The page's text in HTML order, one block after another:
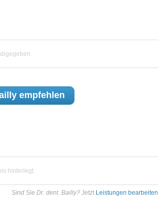
empfehlen
hinterlegt.
Sind Sie Dr. dent. Bailly? Jetzt Leistungen bearbeiten